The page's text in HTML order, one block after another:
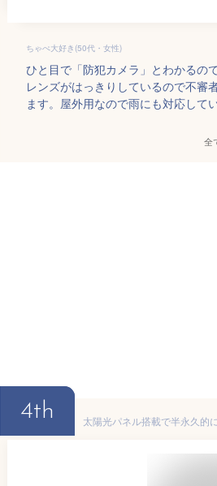
ちゃぺ大好き(50代・女性)
ひと目で「防犯カメラ」とわかるの
レンズがはっきりしているので不審
ます。屋外用なので雨にも対応して
全
4th 太陽光パネル搭載で半永久的